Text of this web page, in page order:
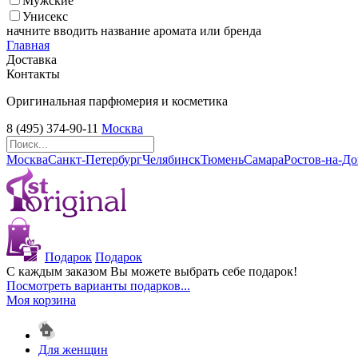
Унисекс
начните вводить название аромата или бренда
Главная
Доставка
Контакты
Оригинальная парфюмерия и косметика
8 (495) 374-90-11 Москва
МоскваСанкт-ПетербургЧелябинскТюменьСамараРостов-на-
Подарок Подарок
С каждым заказом Вы можете выбрать себе подарок!
Посмотреть варианты подарков...
Моя корзина
Для женщин